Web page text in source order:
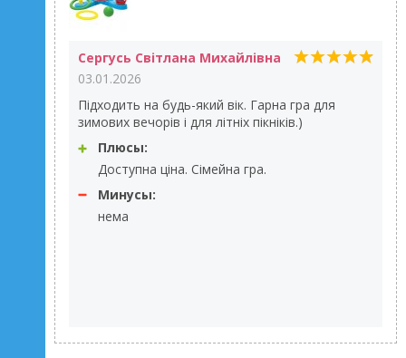
Сергусь Світлана Михайлівна
03.01.2026
Підходить на будь-який вік. Гарна гра для
зимових вечорів і для літніх пікніків.)
Плюсы:
Доступна ціна. Сімейна гра.
Минусы:
нема